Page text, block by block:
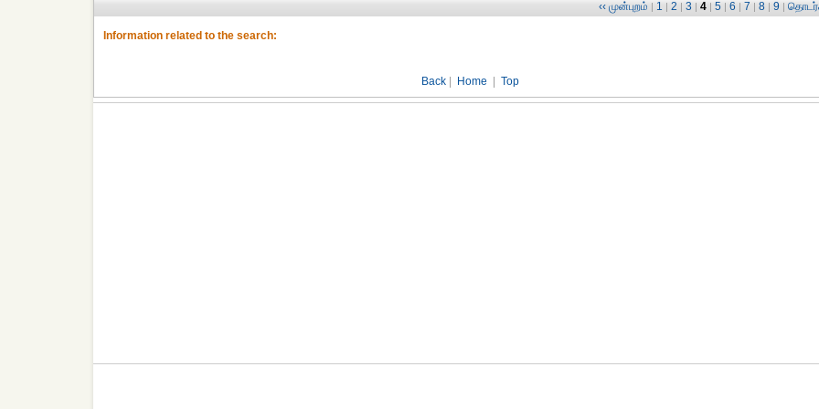
‹‹ முன்புறம் | 1 | 2 | 3 | 4 | 5 | 6 | 7 | 8 | 9 |
Information related to the search:
Back Home Top